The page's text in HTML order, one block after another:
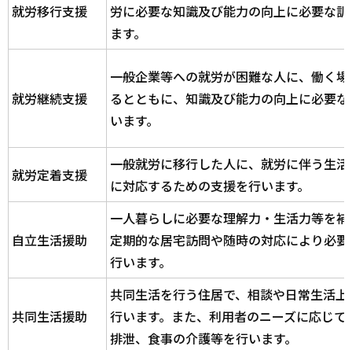
就労移行支援
労に必要な知識及び能力の向上に必要な
ます。
就労継続支援
一般企業等への就労が困難な人に、働く
るとともに、知識及び能力の向上に必要
います。
就労定着支援
一般就労に移行した人に、就労に伴う生
に対応するための支援を行います。
自立生活援助
一人暮らしに必要な理解力・生活力等を
定期的な居宅訪問や随時の対応により必
行います。
共同生活援助
共同生活を行う住居で、相談や日常生活
行います。また、利用者のニーズに応じて
排泄、食事の介護等を行います。